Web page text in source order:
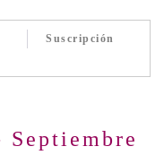
Suscripción
Septiembre